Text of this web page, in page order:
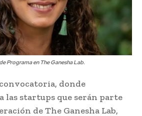
Programa en The Ganesha Lab.
donde
las startups que serán parte
de The Ganesha Lab,